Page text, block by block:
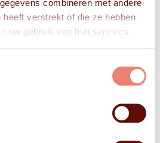
combineren met andere
heeft verstrekt of die ze hebben
uw gebruik van hun services.